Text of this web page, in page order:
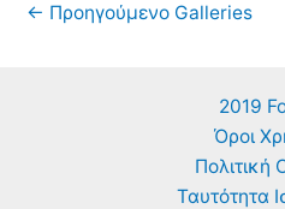
← Προηγούμενο Galleries
2019
Όροι
Πολιτική
Ταυτότητα